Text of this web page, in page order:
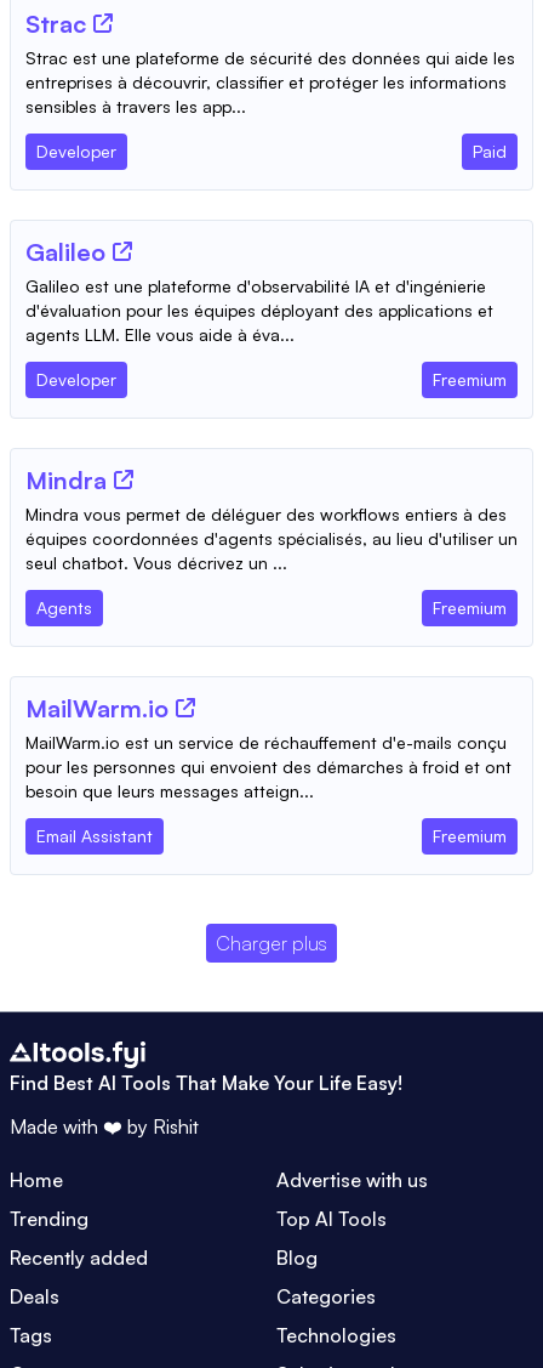
Strac
Strac est une plateforme de sécurité des données qui aide les
entreprises à découvrir, classifier et protéger les informations
sensibles à travers les app...
Developer Paid
Galileo
Galileo est une plateforme d'observabilité IA et d'ingénierie
d'évaluation pour les équipes déployant des applications et
agents LLM. Elle vous aide à éva...
Developer Freemium
Mindra
Mindra vous permet de déléguer des workflows entiers à des
équipes coordonnées d'agents spécialisés, au lieu d'utiliser un
seul chatbot. Vous décrivez un ...
Agents Freemium
MailWarm.io
MailWarm.io est un service de réchauffement d'e-mails conçu
pour les personnes qui envoient des démarches à froid et ont
besoin que leurs messages atteign...
Email Assistant Freemium
Charger plus
Find Best AI Tools That Make Your Life Easy!
Made with ❤️ by Rishit
Home
Advertise with us
Trending
Top AI Tools
Recently added
Blog
Deals
Categories
Tags
Technologies